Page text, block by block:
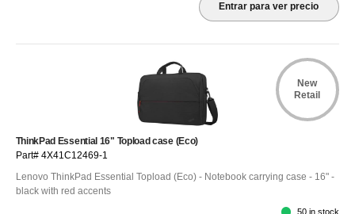
Entrar para ver precio
New
Retail
ThinkPad Essential 16" Topload case (Eco)
Part# 4X41C12469-1
Lenovo ThinkPad Essential Topload (Eco) - Notebook carrying case - 16" -
black with red accents
50 in stock